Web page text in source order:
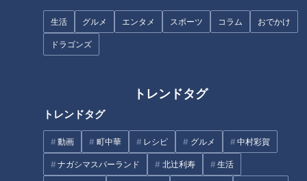
生活 グルメ エンタメ スポーツ コラム おでかけ
ドラゴンズ
トレンドタグ
トレンドタグ
動画 町中華 レシピ グルメ 中村彩賀
ナガシマスパーランド 北辻利寿 生活
愛知県からは、和食チェーン店「サガミ」のそば食べ放題を紹
から51年。東海地方を中心に全国に165店舗を展開する人気和
食チェーンです。